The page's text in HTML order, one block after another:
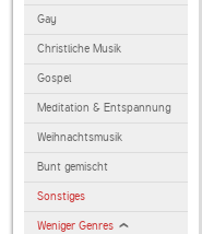
Gay
Christliche Musik
Gospel
Meditation & Entspannung
Weihnachtsmusik
Bunt gemischt
Sonstiges
Weniger Genres